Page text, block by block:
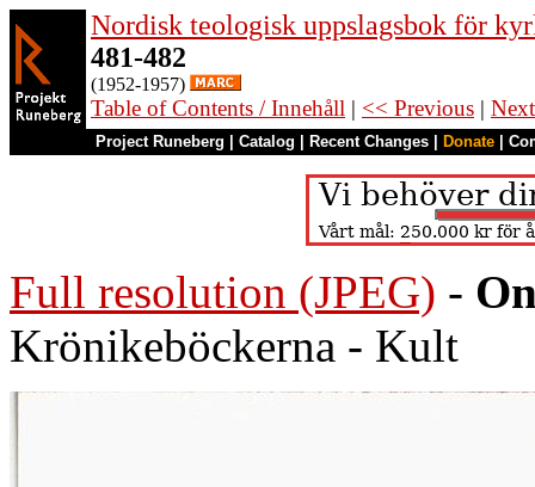
Nordisk teologisk uppslagsbok för
481-482
(1952-1957)
Table of Contents / Innehåll | << Previous |
Project Runeberg Catalog Recent Changes Donate
Full resolution (JPEG) -
Krönikeböckerna - Kult